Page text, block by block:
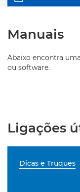
Manuais
Abaixo encontra
ou software.
Ligações
Dicas e Truques